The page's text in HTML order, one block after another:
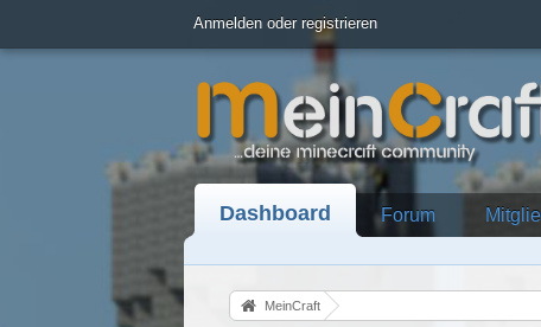
Anmelden oder registrieren
Dashboard Forum
MeinCraft